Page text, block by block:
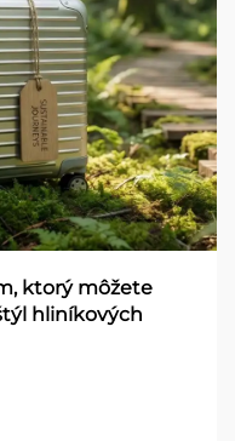
ktorý môžete
hliníkových